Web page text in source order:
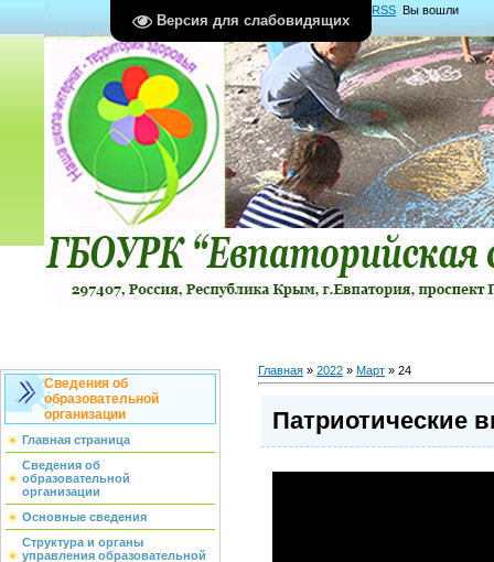
Версия для слабовидящих
RSS Вы вошли
какГость Группа "Гости"
Сведения об
образовательной
организации
Главная страница
Сведения об
образовательной
организации
Основные сведения
Структура и органы
управления образовательной
Главная » 2022 » Март » 24
Патриотические